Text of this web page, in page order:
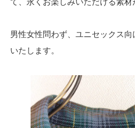
て、永くお楽しみいただける素材
男性女性問わず、ユニセックス
いたします。